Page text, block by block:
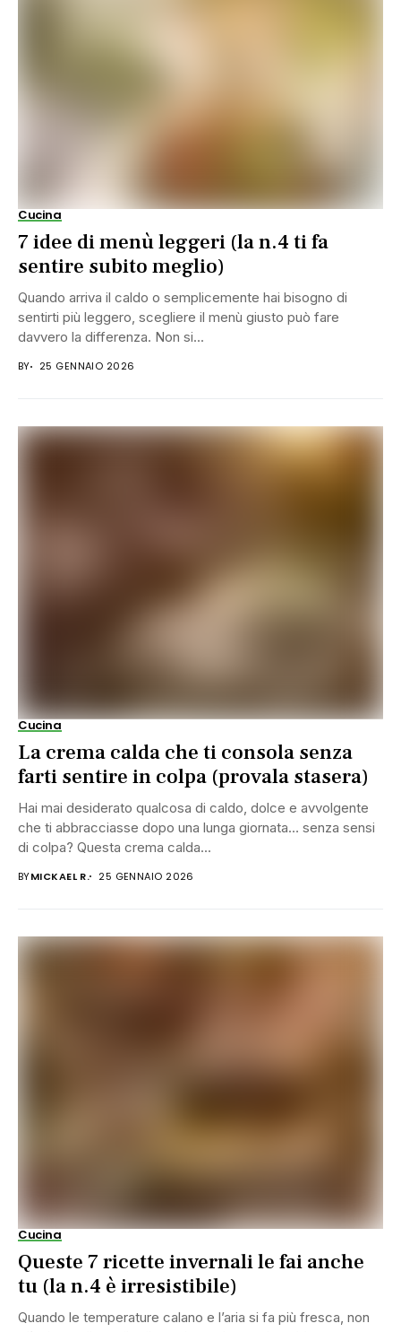
Cucina
7 idee di menù leggeri (la n.4 ti fa
sentire subito meglio)
Quando arriva il caldo o semplicemente hai bisogno di
sentirti più leggero, scegliere il menù giusto può fare
davvero la differenza. Non si...
BY 25 GENNAIO 2026
Cucina
La crema calda che ti consola senza
farti sentire in colpa (provala stasera)
Hai mai desiderato qualcosa di caldo, dolce e avvolgente
che ti abbracciasse dopo una lunga giornata… senza sensi
di colpa? Questa crema calda...
BYMICKAEL R. 25 GENNAIO 2026
Cucina
Queste 7 ricette invernali le fai anche
tu (la n.4 è irresistibile)
Quando le temperature calano e l’aria si fa più fresca, non